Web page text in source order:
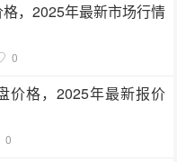
，2025年最新市场行情
0
价格，2025年最新报价
0